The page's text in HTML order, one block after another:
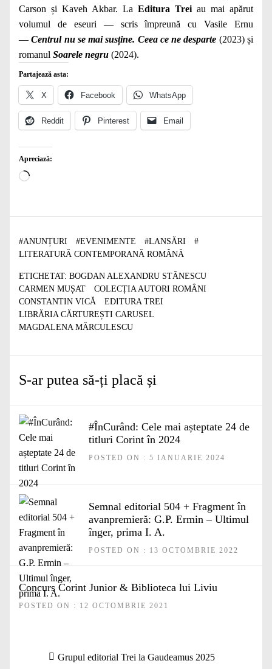
Carson și Kaveh Akbar. La Editura Trei au mai apărut
volumul de eseuri — scris împreună cu Vasile Ernu
—Centrul nu se mai susține. Ceea ce ne desparte (2023) și
romanul Soarele negru (2024).
Partajează asta:
X Facebook WhatsApp
Reddit Pinterest Email
Apreciază:
Încarc...
#ANUNȚURI #EVENIMENTE #LANSĂRI
#
LITERATURĂ CONTEMPORANĂ ROMÂNĂ
ETICHETAT: BOGDAN ALEXANDRU STĂNESCU
CARMEN MUȘAT
COLECȚIA AUTORI ROMÂNI
CONSTANTIN VICĂ
EDITURA TREI
LIBRĂRIA CĂRTUREȘTI CARUSEL
MAGDALENA MĂRCULESCU
S-ar putea să-ți placă și
#ÎnCurând: Cele mai așteptate 24 de
titluri Corint în 2024
POSTED ON : 5 IANUARIE 2024
Semnal editorial 504 + Fragment în
avanpremieră: G.P. Ermin – Ultimul
înger, prima I. A.
POSTED ON : 13 OCTOMBRIE 2022
Concurs Corint Junior & Biblioteca lui Liviu
POSTED ON : 12 OCTOMBRIE 2021
Navigare
Articolul
Grupul editorial Trei la Gaudeamus 2025